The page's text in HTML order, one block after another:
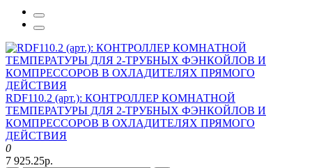
RDF110.2 (арт.): КОНТРОЛЛЕР КОМНАТНОЙ
ТЕМПЕРАТУРЫ ДЛЯ 2-ТРУБНЫХ ФЭНКОЙЛОВ И
КОМПРЕССОРОВ В ОХЛАДИТЕЛЯХ ПРЯМОГО
ДЕЙСТВИЯ
0
7 925.25р.